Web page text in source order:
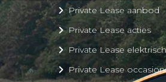
Private Lease aanbod
Private Lease acties
Private Lease elektrisch
Private Lease